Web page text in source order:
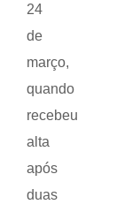
24
de
março,
quando
recebeu
alta
após
duas